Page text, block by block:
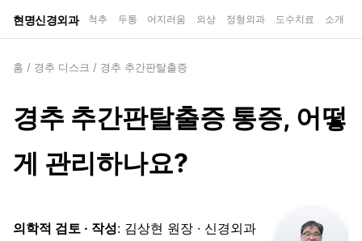
현명신경외과 척추 두통 어지러움 외상 정형외과 도수치료 소개
홈 / 경추 디스크 / 경추 추간판탈출증
경추 추간판탈출증 통증, 어떻
게 관리하나요?
의학적 검토 · 작성: 김상현 원장 · 신경외과